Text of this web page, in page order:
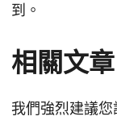
到。
相關文章
我們強烈建議您